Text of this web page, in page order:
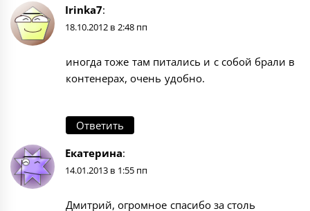
Irinka7:
18.10.2012 в 2:48 пп
иногда тоже там питались и с собой брали в
контенерах, очень удобно.
Ответить
Екатерина:
14.01.2013 в 1:55 пп
Дмитрий, огромное спасибо за столь